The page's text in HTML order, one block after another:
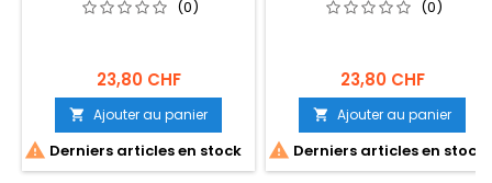
(0)
23,80 CHF
 Ajouter au panier
 Derniers articles en stock
(0)
23,80 CHF
 Ajouter au panier
 Derniers articles en stock